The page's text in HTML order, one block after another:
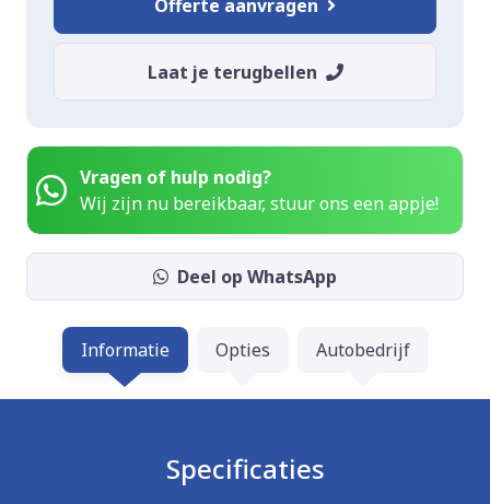
Offerte aanvragen
Laat je terugbellen
Vragen of hulp nodig?
Wij zijn nu bereikbaar, stuur ons een appje!
Deel op WhatsApp
Informatie Opties Autobedrijf
Specificaties